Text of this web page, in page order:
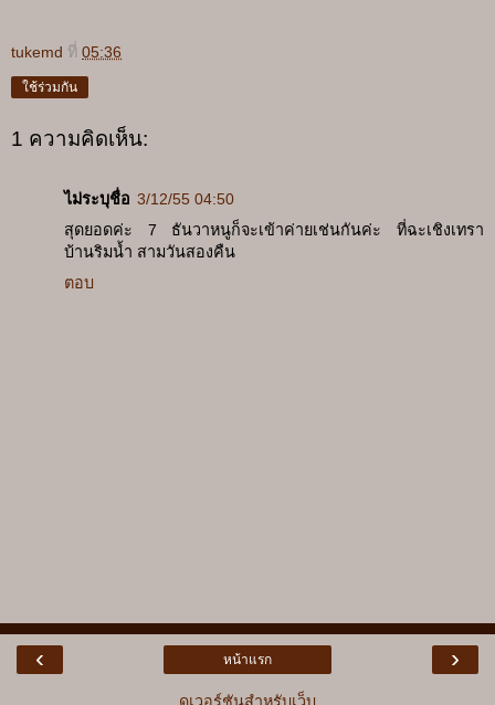
tukemd ที่ 05:36
ใช้ร่วมกัน
1 ความคิดเห็น:
ไม่ระบุชื่อ 3/12/55 04:50
สุดยอดค่ะ 7 ธันวาหนูก็จะเข้าค่ายเช่นกันค่ะ ที่ฉะเชิงเทรา
บ้านริมน้ำ สามวันสองคืน
ตอบ
‹ ›
หน้าแรก
ดูเวอร์ชันสำหรับเว็บ